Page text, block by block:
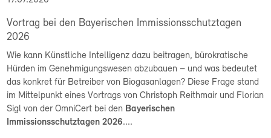
Vortrag bei den Bayerischen Immissionsschutztagen
2026
Wie kann Künstliche Intelligenz dazu beitragen, bürokratische
Hürden im Genehmigungswesen abzubauen – und was bedeutet
das konkret für Betreiber von Biogasanlagen? Diese Frage stand
im Mittelpunkt eines Vortrags von Christoph Reithmair und Florian
Sigl von der OmniCert bei den Bayerischen
Immissionsschutztagen 2026....